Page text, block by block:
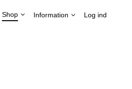
Shop Information Log ind